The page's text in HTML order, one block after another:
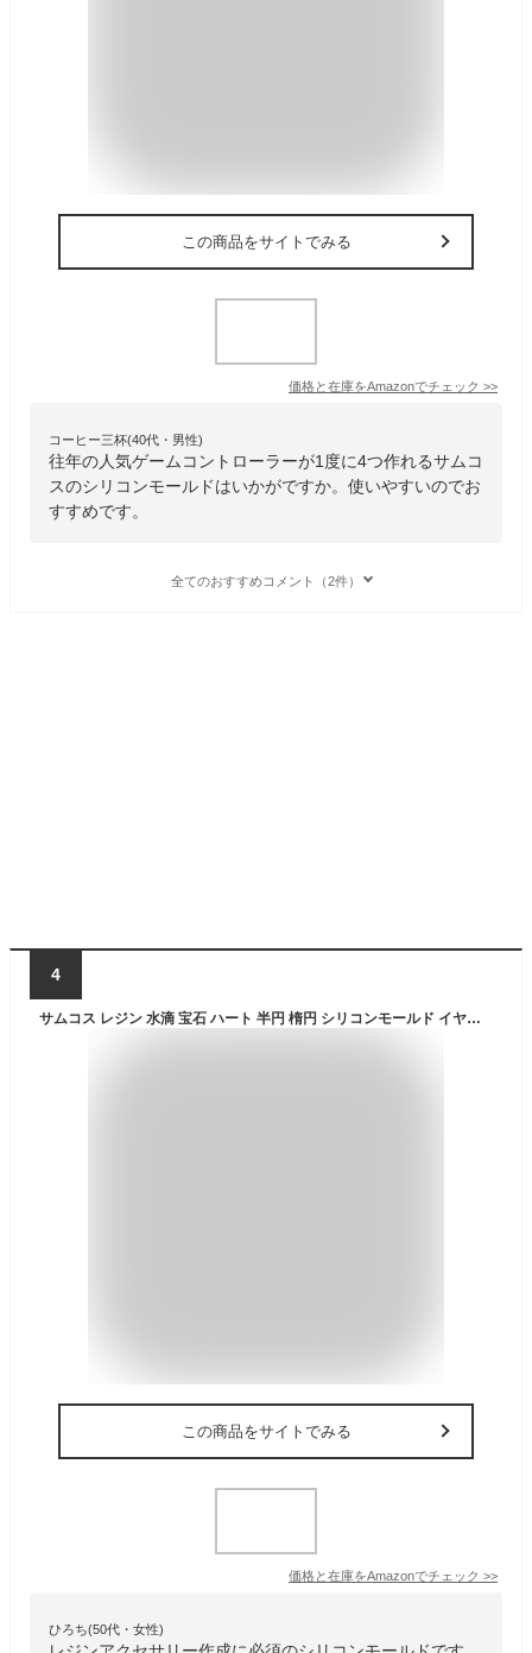
この商品をサイトでみる
価格と在庫をAmazonでチェック >>
コーヒー三杯(40代・男性)
往年の人気ゲームコントローラーが1度に4つ作れるサムコ
スのシリコンモールドはいかがですか。使いやすいのでお
すすめです。
全てのおすすめコメント（2件）
4
サムコス レジン 水滴 宝石 ハート 半円 楕円 シリコンモールド イヤリング アクセサリーネックレス ペンダント パーツ 作成 DIY 手芸 uvレジン 型取り ドロップ 半円 半球 丸 球体 長方形 正方形 四角 (Y)
この商品をサイトでみる
価格と在庫をAmazonでチェック >>
ひろち(50代・女性)